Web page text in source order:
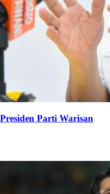
Parti Warisan